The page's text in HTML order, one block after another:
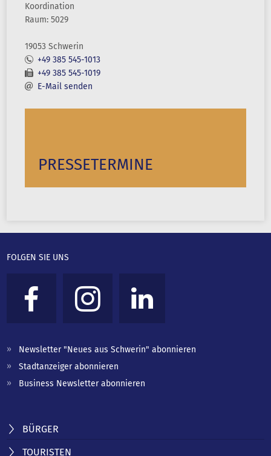
Koordination
Raum: 5029
19053 Schwerin
+49 385 545-1013
+49 385 545-1019
E-Mail senden
PRESSETERMINE
FOLGEN SIE UNS
Newsletter "Neues aus Schwerin" abonnieren
Stadtanzeiger abonnieren
Business Newsletter abonnieren
BÜRGER
TOURISTEN